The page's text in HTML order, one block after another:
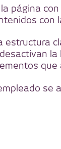
página
con
estructura
empleado